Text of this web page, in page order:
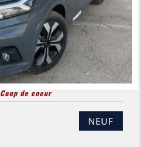
Coup de coeur
NEUF